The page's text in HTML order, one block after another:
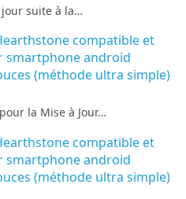
suite à la…
compatible et
smartphone android
(méthode ultra simple)
la Mise à Jour…
compatible et
smartphone android
(méthode ultra simple)